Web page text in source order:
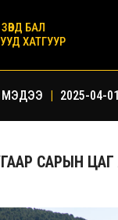
ЗӨВД БАЛ
ХАТГУУР
| 2025-04-01
САРЫН